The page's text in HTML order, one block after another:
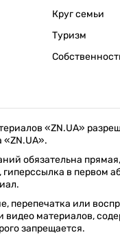
Круг семьи
Туризм
«ZN.UA»
«ZN.UA».
обязательна
в первом
перепечатка или
видео материалов,
запрещается.